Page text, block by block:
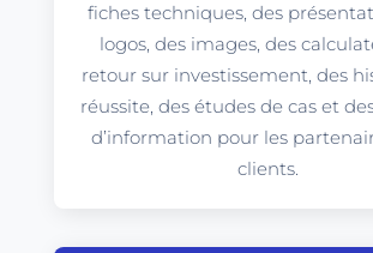
fiches techniques, des
logos, des images, des
retour sur investissement, des
réussite, des études de cas et
d’information pour les
clients.